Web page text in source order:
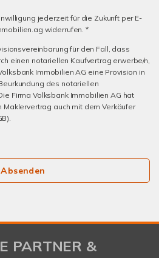
jederzeit für die Zukunft per E-
widerrufen. *
für den Fall, dass
einen notariellen Kaufvertrag erwerbe/n,
Immobilien AG eine Provision in
des notariellen
Firma Volksbank Immobilien AG hat
auch mit dem Verkäufer
Absenden
PARTNER &